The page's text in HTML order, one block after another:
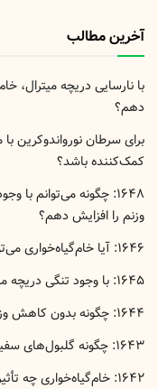
آخرین مطالب
با نارسایی دریچه میترال،
دهم؟
برای سرطان نورواندوکرین
کمک‌کننده باشد؟
۱۶۴۸: چگونه می‌توانم
وزنم را افزایش دهم؟
۱۶۴۶: آیا خام‌گیاه‌خواری می‌تواند فیبروم ۹ سانتی‌متری را کوچک کند؟
۱۶۴۵: با وجود تنگی دریچه میترال، آیا می‌توانم باردار شوم؟
۱۶۴۴: چگونه بدون کاهش وزن خام‌گیاه‌خواری کنم؟
۱۶۴۳: چگونه گلبول‌های سفید خونم را افزایش دهم؟
۱۶۴۲: خام‌گیاه‌خواری چه تأثیری بر روماتیسم و ورم زانو دارد؟